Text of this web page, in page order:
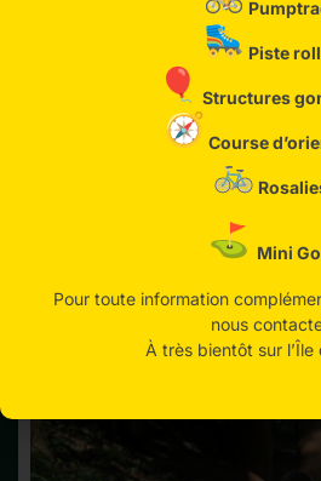
Nos sports Nature : Course
d’orientation / Escape
Piste
Structures
Course
Mini
Pour toute information
nous
À très bientôt sur l’Île